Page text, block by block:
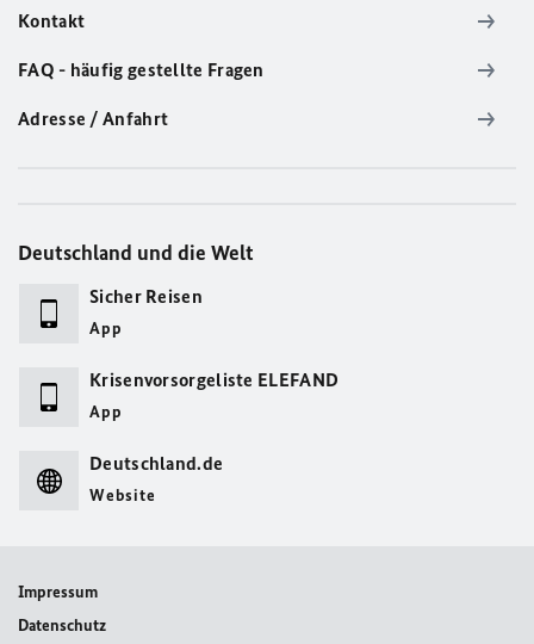
Kontakt
FAQ - häufig gestellte Fragen
Adresse / Anfahrt
Deutschland und die Welt
Sicher Reisen
App
Krisenvorsorgeliste ELEFAND
App
Deutschland.de
Website
Impressum
Datenschutz